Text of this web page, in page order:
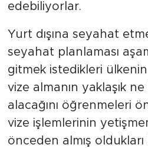
edebiliyorlar.
Yurt dışına seyahat
seyahat planlaması
gitmek istedikleri ülkenin
vize almanın yaklaşık
alacağını öğrenmeleri
vize işlemlerinin
önceden almış